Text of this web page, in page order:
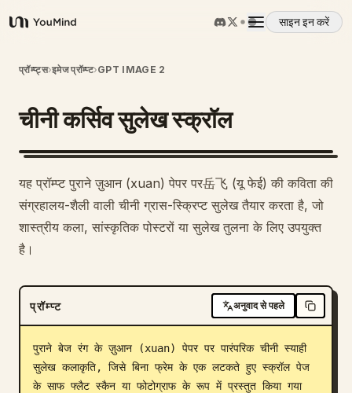
YouMind
साइन इन करें
अवलोकन
उपयोग के मामले
प्रॉम्प्ट
डाउनलोड
ब्लॉग
प्रॉम्प्ट्स›इमेज प्रॉम्प्ट›GPT IMAGE 2
चीनी कर्सिव सुलेख स्क्रॉल
यह प्रॉम्प्ट पुराने ज़ुआन (xuan) पेपर पर岳飞 (यू फेई) की कविता की
संग्रहालय-शैली वाली चीनी ग्रास-स्क्रिप्ट सुलेख तैयार करता है, जो
शास्त्रीय कला, सांस्कृतिक पोस्टरों या सुलेख तुलना के लिए उपयुक्त
है।
प्रॉम्प्ट अनुवाद से पहले
पुराने बेज रंग के ज़ुआन (xuan) पेपर पर पारंपरिक चीनी स्याही
सुलेख कलाकृति, जिसे बिना फ्रेम के एक लटकते हुए स्क्रॉल पेज
के साफ फ्लैट स्कैन या फोटोग्राफ के रूप में प्रस्तुत किया गया